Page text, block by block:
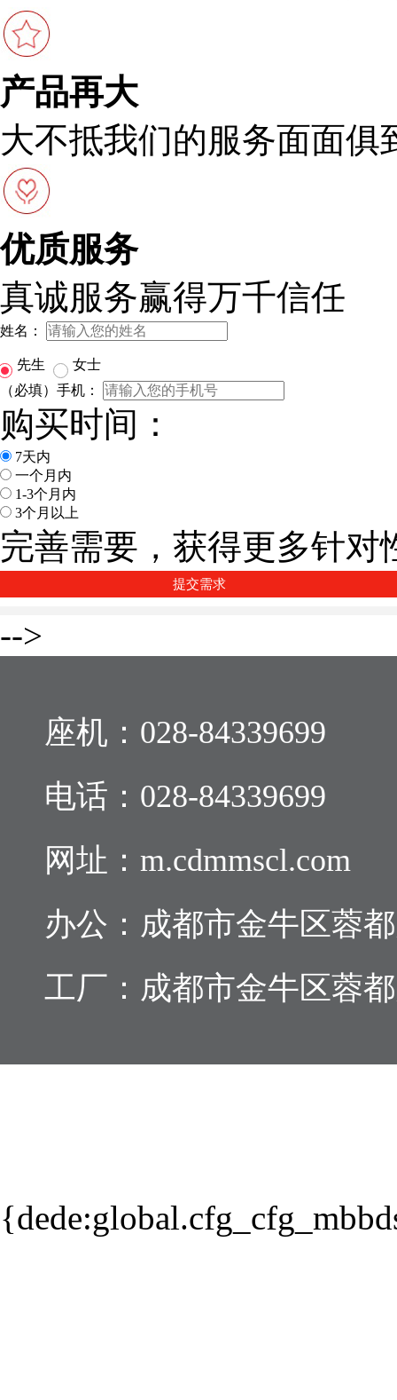
产品再大
大不抵我们的服务面面俱
优质服务
真诚服务赢得万千信任
姓名：
先生
女士
（必填）手机：
购买时间：
7天内
一个月内
1-3个月内
3个月以上
完善需要，获得更多针
-->
座机： 028-84339699
电话： 028-84339699
网址：m.cdmmscl.com
办公：成都市金牛区蓉
工厂：成都市金牛区蓉